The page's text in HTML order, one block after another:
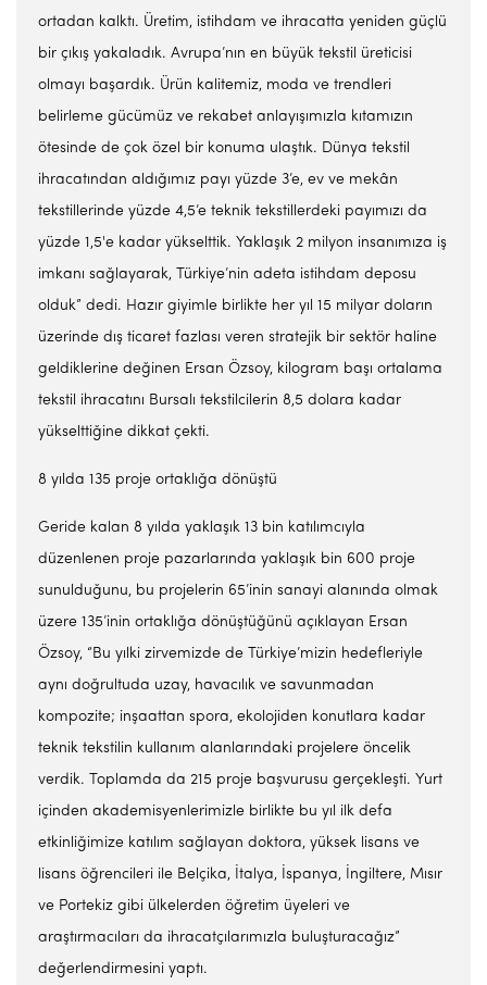
ortadan kalktı. Üretim, istihdam ve ihracatta yeniden güçlü
bir çıkış yakaladık. Avrupa’nın en büyük tekstil üreticisi
olmayı başardık. Ürün kalitemiz, moda ve trendleri
belirleme gücümüz ve rekabet anlayışımızla kıtamızın
ötesinde de çok özel bir konuma ulaştık. Dünya tekstil
ihracatından aldığımız payı yüzde 3’e, ev ve mekân
tekstillerinde yüzde 4,5’e teknik tekstillerdeki payımızı da
yüzde 1,5'e kadar yükselttik. Yaklaşık 2 milyon insanımıza iş
imkanı sağlayarak, Türkiye’nin adeta istihdam deposu
olduk” dedi. Hazır giyimle birlikte her yıl 15 milyar doların
üzerinde dış ticaret fazlası veren stratejik bir sektör haline
geldiklerine değinen Ersan Özsoy, kilogram başı ortalama
tekstil ihracatını Bursalı tekstilcilerin 8,5 dolara kadar
yükselttiğine dikkat çekti.
8 yılda 135 proje ortaklığa dönüştü
Geride kalan 8 yılda yaklaşık 13 bin katılımcıyla
düzenlenen proje pazarlarında yaklaşık bin 600 proje
sunulduğunu, bu projelerin 65’inin sanayi alanında olmak
üzere 135’inin ortaklığa dönüştüğünü açıklayan Ersan
Özsoy, “Bu yılki zirvemizde de Türkiye’mizin hedefleriyle
aynı doğrultuda uzay, havacılık ve savunmadan
kompozite; inşaattan spora, ekolojiden konutlara kadar
teknik tekstilin kullanım alanlarındaki projelere öncelik
verdik. Toplamda da 215 proje başvurusu gerçekleşti. Yurt
içinden akademisyenlerimizle birlikte bu yıl ilk defa
etkinliğimize katılım sağlayan doktora, yüksek lisans ve
lisans öğrencileri ile Belçika, İtalya, İspanya, İngiltere, Mısır
ve Portekiz gibi ülkelerden öğretim üyeleri ve
araştırmacıları da ihracatçılarımızla buluşturacağız”
değerlendirmesini yaptı.